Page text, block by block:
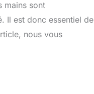
mains sont
Il est donc essentiel de
nous vous